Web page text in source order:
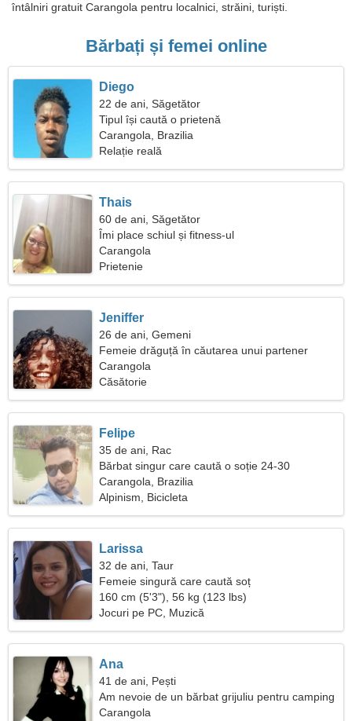
întâlniri gratuit Carangola pentru localnici, străini, turiști.
Bărbați și femei online
Diego
22 de ani, Săgetător
Tipul își caută o prietenă
Carangola, Brazilia
Relație reală
Thais
60 de ani, Săgetător
Îmi place schiul și fitness-ul
Carangola
Prietenie
Jeniffer
26 de ani, Gemeni
Femeie drăguță în căutarea unui partener
Carangola
Căsătorie
Felipe
35 de ani, Rac
Bărbat singur care caută o soție 24-30
Carangola, Brazilia
Alpinism, Bicicleta
Larissa
32 de ani, Taur
Femeie singură care caută soț
160 cm (5'3"), 56 kg (123 lbs)
Jocuri pe PC, Muzică
Ana
41 de ani, Pești
Am nevoie de un bărbat grijuliu pentru camping
Carangola